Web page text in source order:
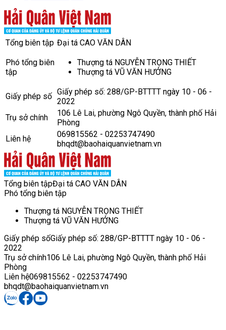
Tổng biên tập Đại tá CAO VĂN DÂN
Phó tổng biên
tập
Thượng tá NGUYỄN TRỌNG THIẾT
Thượng tá VŨ VĂN HƯỞNG
Giấy phép số Giấy phép số: 288/GP-BTTTT ngày 10 - 06 -
2022
Trụ sở chính
106 Lê Lai, phường Ngô Quyền, thành phố Hải
Phòng
Liên hệ
069815562 - 02253747490
bhqdt@baohaiquanvietnam.vn
Tổng biên tậpĐại tá CAO VĂN DÂN
Phó tổng biên tập
Thượng tá NGUYỄN TRỌNG THIẾT
Thượng tá VŨ VĂN HƯỞNG
Giấy phép sốGiấy phép số: 288/GP-BTTTT ngày 10 - 06 -
2022
Trụ sở chính106 Lê Lai, phường Ngô Quyền, thành phố Hải
Phòng
Liên hệ069815562 - 02253747490
bhqdt@baohaiquanvietnam.vn